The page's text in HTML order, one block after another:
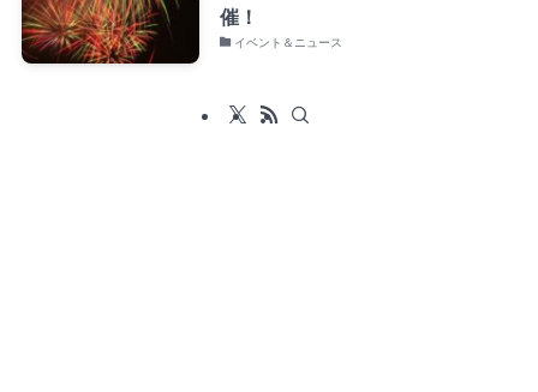
催！
イベント＆ニュース